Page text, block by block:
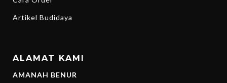
Artikel Budidaya
ALAMAT KAMI
AMANAH BENUR